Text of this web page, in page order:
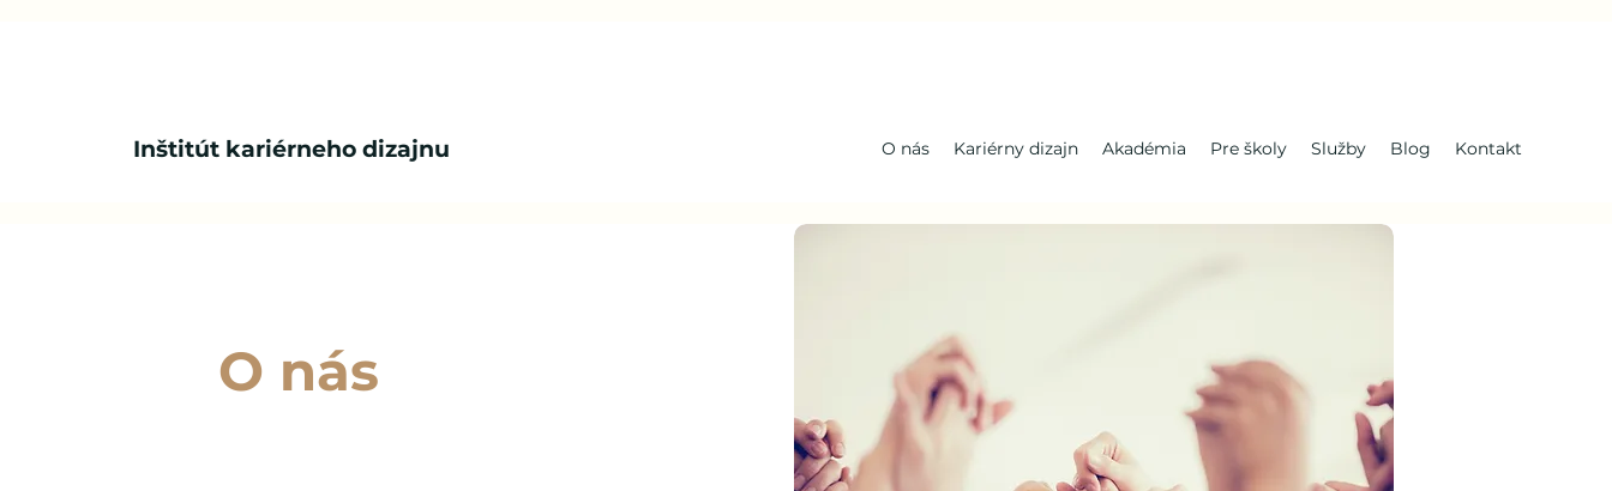
Inštitút kariérneho dizajnu O nás Kariérny dizajn Akadémia Pre školy Služby Blog Kontakt
O nás